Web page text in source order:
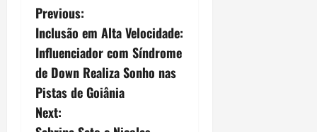
P
o
s
t
Previous:
Inclusão em Alta Velocidade:
Influenciador com Síndrome
de Down Realiza Sonho nas
Pistas de Goiânia
Next: